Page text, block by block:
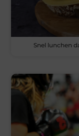
Snel lunchen